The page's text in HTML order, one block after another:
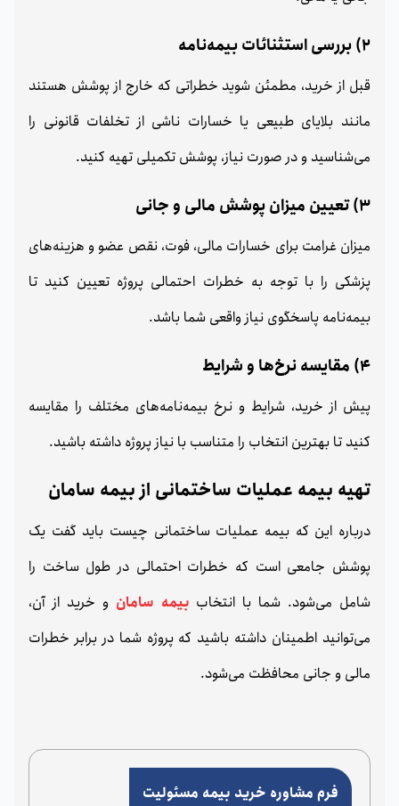
2) بررسی استثنائات بیمه‌نامه
قبل از خرید، مطمئن شوید خطراتی که خارج از پوشش هستند
مانند بلایای طبیعی یا خسارات ناشی از تخلفات قانونی را
می‌شناسید و در صورت نیاز، پوشش تکمیلی تهیه کنید.
3) تعیین میزان پوشش مالی و جانی
میزان غرامت برای خسارات مالی، فوت، نقص عضو و هزینه‌های
پزشکی را با توجه به خطرات احتمالی پروژه تعیین کنید تا
بیمه‌نامه پاسخگوی نیاز واقعی شما باشد.
4) مقایسه نرخ‌ها و شرایط
پیش از خرید، شرایط و نرخ بیمه‌نامه‌های مختلف را مقایسه
کنید تا بهترین انتخاب را متناسب با نیاز پروژه داشته باشید.
تهیه بیمه عملیات ساختمانی از بیمه سامان
درباره این که بیمه عملیات ساختمانی چیست باید گفت یک
پوشش جامعی است که خطرات احتمالی در طول ساخت را
شامل می‌شود. شما با انتخاب بیمه سامان و خرید از آن،
می‌توانید اطمینان داشته باشید که پروژه شما در برابر خطرات
مالی و جانی محافظت می‌شود.
فرم مشاوره خرید بیمه مسئولیت